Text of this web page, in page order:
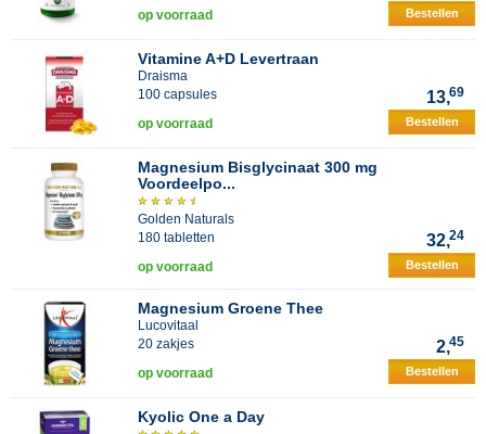
op voorraad Bestellen
Vitamine A+D Levertraan
Draisma
100 capsules
13,69
op voorraad Bestellen
Magnesium Bisglycinaat 300 mg
Voordeelpo...
Golden Naturals
180 tabletten
32,24
op voorraad Bestellen
Magnesium Groene Thee
Lucovitaal
20 zakjes
2,45
op voorraad Bestellen
Kyolic One a Day